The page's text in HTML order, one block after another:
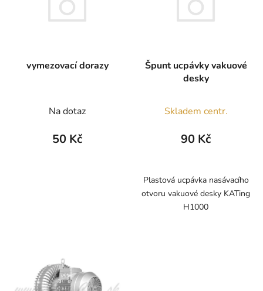
vymezovací dorazy
Na dotaz
50 Kč
Špunt ucpávky vakuové
desky
Skladem centr.
90 Kč
Plastová ucpávka nasávacího
otvoru vakuové desky KATing
H1000